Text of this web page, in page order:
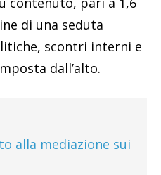
di una seduta
scontri interni e
dall’alto.
alla mediazione sui